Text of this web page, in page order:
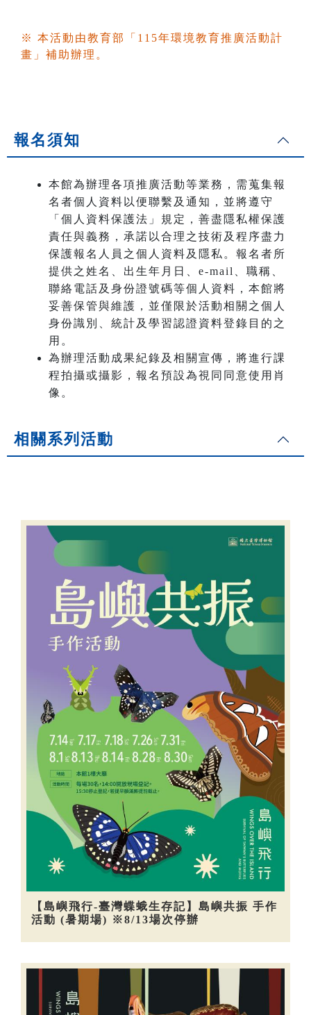
※ 本活動由教育部「115年環境教育推廣活動計
畫」補助辦理。
報名須知
本館為辦理各項推廣活動等業務，需蒐集報
名者個人資料以便聯繫及通知，並將遵守
「個人資料保護法」規定，善盡隱私權保護
責任與義務，承諾以合理之技術及程序盡力
保護報名人員之個人資料及隱私。報名者所
提供之姓名、出生年月日、e-mail、職稱、
聯絡電話及身份證號碼等個人資料，本館將
妥善保管與維護，並僅限於活動相關之個人
身份識別、統計及學習認證資料登錄目的之
用。
為辦理活動成果紀錄及相關宣傳，將進行課
程拍攝或攝影，報名預設為視同同意使用肖
像。
相關系列活動
【島嶼飛行-臺灣蝶蛾生存記】島嶼共振 手作
活動 (暑期場) ※8/13場次停辦